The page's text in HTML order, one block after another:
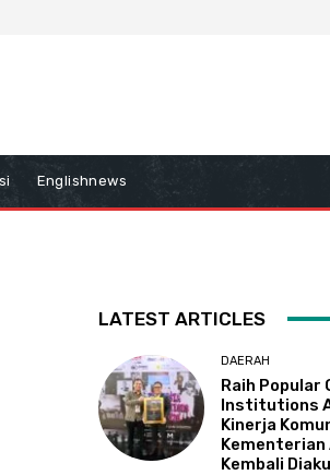
Englishnews
LATEST ARTICLES
DAERAH
Raih Popular
Institutions
Kinerja
Kementerian
Kembali